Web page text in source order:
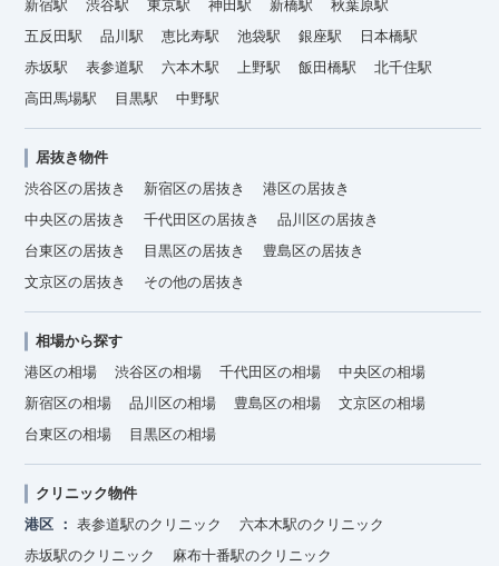
新宿駅
渋谷駅 東京駅 神田駅 新橋駅
秋葉原駅
五反田駅
品川駅 恵比寿駅 池袋駅 銀座駅
日本橋駅
赤坂駅
表参道駅 六本木駅 上野駅 飯田橋駅
北千住駅
高田馬場駅
目黒駅 中野駅
居抜き物件
渋谷区の居抜き
新宿区の居抜き
港区の居抜き
中央区の居抜き
千代田区の居抜き
品川区の居抜き
台東区の居抜き
目黒区の居抜き
豊島区の居抜き
文京区の居抜き
その他の居抜き
相場から探す
港区の相場
渋谷区の相場 千代田区の相場
中央区の相場
新宿区の相場
品川区の相場 豊島区の相場
文京区の相場
台東区の相場
目黒区の相場
クリニック物件
港区
表参道駅のクリニック
六本木駅のクリニック
赤坂駅のクリニック
麻布十番駅のクリニック